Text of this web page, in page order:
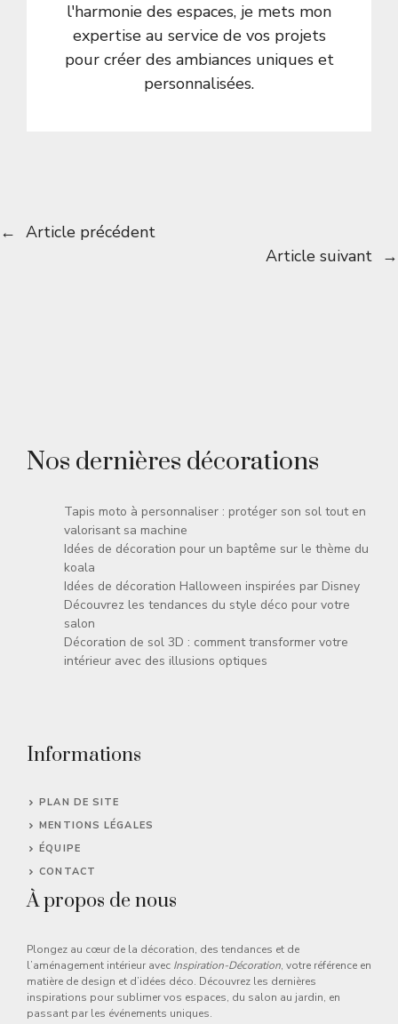
l'harmonie des espaces, je mets mon
expertise au service de vos projets
pour créer des ambiances uniques et
personnalisées.
← Article précédent
Article suivant →
Nos dernières décorations
Tapis moto à personnaliser : protéger son sol tout en
valorisant sa machine
Idées de décoration pour un baptême sur le thème du
koala
Idées de décoration Halloween inspirées par Disney
Découvrez les tendances du style déco pour votre
salon
Décoration de sol 3D : comment transformer votre
intérieur avec des illusions optiques
Informations
PLAN DE SITE
MENTIONS LÉGALES
ÉQUIPE
CONTACT
À propos de nous
Plongez au cœur de la décoration, des tendances et de
l’aménagement intérieur avec Inspiration-Décoration, votre référence en
matière de design et d’idées déco. Découvrez les dernières
inspirations pour sublimer vos espaces, du salon au jardin, en
passant par les événements uniques.